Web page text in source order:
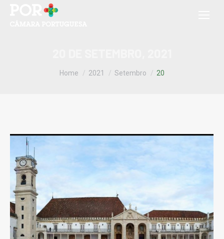
You are here:
Home 2021 Setembro 20